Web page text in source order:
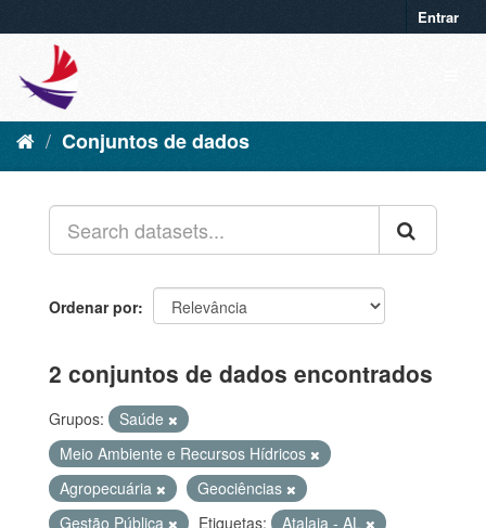
Entrar
Conjuntos de dados
Ordenar por
2 conjuntos de dados encontrados
Grupos:
Saúde
Meio Ambiente e Recursos Hídricos
Agropecuária
Geociências
Gestão Pública
Etiquetas:
Atalaia - AL